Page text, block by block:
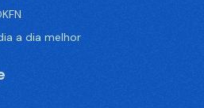
a dia melhor